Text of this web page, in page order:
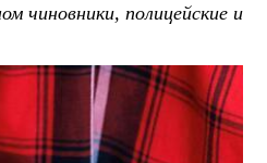
чиновники, полицейские и